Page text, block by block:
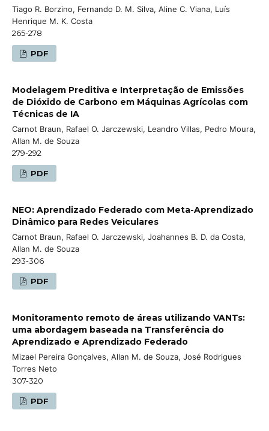
Tiago R. Borzino, Fernando D. M. Silva, Aline C. Viana, Luís
Henrique M. K. Costa
265-278
PDF
Modelagem Preditiva e Interpretação de Emissões
de Dióxido de Carbono em Máquinas Agrícolas com
Técnicas de IA
Carnot Braun, Rafael O. Jarczewski, Leandro Villas, Pedro Moura,
Allan M. de Souza
279-292
PDF
NEO: Aprendizado Federado com Meta-Aprendizado
Dinâmico para Redes Veiculares
Carnot Braun, Rafael O. Jarczewski, Joahannes B. D. da Costa,
Allan M. de Souza
293-306
PDF
Monitoramento remoto de áreas utilizando VANTs:
uma abordagem baseada na Transferência do
Aprendizado e Aprendizado Federado
Mizael Pereira Gonçalves, Allan M. de Souza, José Rodrigues
Torres Neto
307-320
PDF